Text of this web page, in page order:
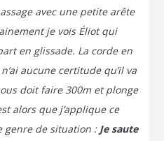
avec une petite arête
je vois Éliot qui
en glissade. La corde en
aucune certitude qu’il va
doit faire 300m et plonge
alors que j’applique ce
genre de situation : Je saute